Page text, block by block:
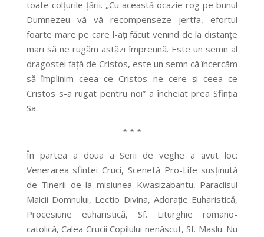
toate colţurile ţării. „Cu această ocazie rog pe bunul
Dumnezeu vă vă recompenseze jertfa, efortul
foarte mare pe care l-aţi făcut venind de la distanţe
mari să ne rugăm astăzi împreună. Este un semn al
dragostei faţă de Cristos, este un semn că încercăm
să împlinim ceea ce Cristos ne cere şi ceea ce
Cristos s-a rugat pentru noi” a încheiat prea Sfinţia
Sa.
* * *
În partea a doua a Serii de veghe a avut loc:
Venerarea sfintei Cruci, Scenetă Pro-Life susţinută
de Tinerii de la misiunea Kwasizabantu, Paraclisul
Maicii Domnului, Lectio Divina, Adoraţie Euharistică,
Procesiune euharistică, Sf. Liturghie romano-
catolică, Calea Crucii Copilului nenăscut, Sf. Maslu. Nu